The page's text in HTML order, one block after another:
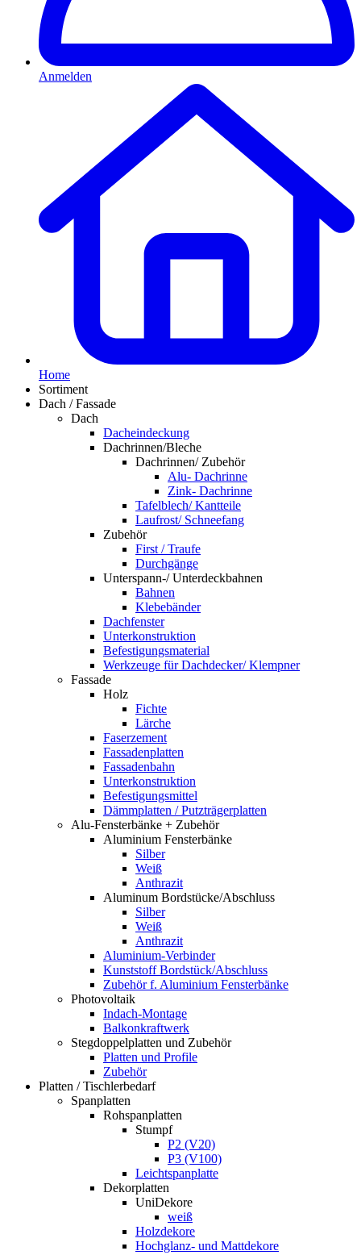
Anmelden
Home
Sortiment
Dach / Fassade
Dach
Dacheindeckung
Dachrinnen/Bleche
Dachrinnen/ Zubehör
Alu- Dachrinne
Zink- Dachrinne
Tafelblech/ Kantteile
Laufrost/ Schneefang
Zubehör
First / Traufe
Durchgänge
Unterspann-/ Unterdeckbahnen
Bahnen
Klebebänder
Dachfenster
Unterkonstruktion
Befestigungsmaterial
Werkzeuge für Dachdecker/ Klempner
Fassade
Holz
Fichte
Lärche
Faserzement
Fassadenplatten
Fassadenbahn
Unterkonstruktion
Befestigungsmittel
Dämmplatten / Putzträgerplatten
Alu-Fensterbänke + Zubehör
Aluminium Fensterbänke
Silber
Weiß
Anthrazit
Aluminum Bordstücke/Abschluss
Silber
Weiß
Anthrazit
Aluminium-Verbinder
Kunststoff Bordstück/Abschluss
Zubehör f. Aluminium Fensterbänke
Photovoltaik
Indach-Montage
Balkonkraftwerk
Stegdoppelplatten und Zubehör
Platten und Profile
Zubehör
Platten / Tischlerbedarf
Spanplatten
Rohspanplatten
Stumpf
P2 (V20)
P3 (V100)
Leichtspanplatte
Dekorplatten
UniDekore
weiß
Holzdekore
Hochglanz- und Mattdekore